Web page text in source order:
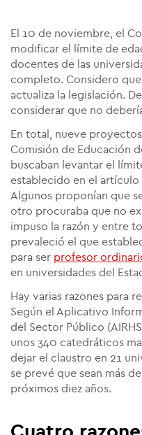
El 10 de noviembre, el
modificar el límite de
docentes de las
completo. Considero
actualiza la legislación.
considerar que no
En total, nueve
Comisión de Educación
buscaban levantar el
establecido en el artículo
Algunos proponían que
otro procuraba que no
impuso la razón y entre
prevaleció el que
para ser profesor
en universidades del
Hay varias razones para
Según el Aplicativo
del Sector Público
unos 340 catedráticos
dejar el claustro en 21
se prevé que sean más
próximos diez años.